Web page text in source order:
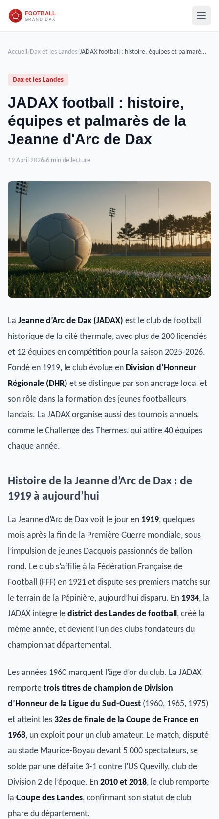
Accueil/Dax et les Landes/ JADAX football : histoire, équipes et palmarès de la Jeanne d'Arc de Dax
Dax et les Landes
JADAX football : histoire,
équipes et palmarès de la
Jeanne d'Arc de Dax
19 April 2026 6 min de lecture
La Jeanne d’Arc de Dax (JADAX) est le club de football
historique de la cité thermale, avec plus de 200 licenciés
et 12 équipes en compétition pour la saison 2025-2026.
Fondé en 1919, le club évolue en Division d’Honneur
Régionale (DHR) et se distingue par son ancrage local et
son rôle dans la formation des jeunes footballeurs
landais. La JADAX organise aussi des tournois annuels,
comme le Challenge des Thermes, qui attire 40 équipes
chaque année.
Histoire de la Jeanne d’Arc de Dax : de
1919 à aujourd’hui
La Jeanne d’Arc de Dax voit le jour en 1919, quelques
mois après la fin de la Première Guerre mondiale, sous
l’impulsion de jeunes Dacquois passionnés de ballon
rond. Le club s’affilie à la Fédération Française de
Football (FFF) en 1921 et dispute ses premiers matchs sur
le terrain de la Pépinière, aujourd’hui disparu. En 1934, la
JADAX intègre le district des Landes de football, créé la
même année, et devient l’un des clubs fondateurs du
championnat départemental.
Les années 1960 marquent l’âge d’or du club. La JADAX
remporte trois titres de champion de Division
d’Honneur de la Ligue du Sud-Ouest (1960, 1965, 1975)
et atteint les 32es de finale de la Coupe de France en
1968, un exploit pour un club amateur. Le match, disputé
au stade Maurice-Boyau devant 5 000 spectateurs, se
solde par une défaite 3-1 contre l’US Quevilly, club de
Division 2 de l’époque. En 2010 et 2018, le club remporte
la Coupe des Landes, confirmant son statut de club
phare du département.